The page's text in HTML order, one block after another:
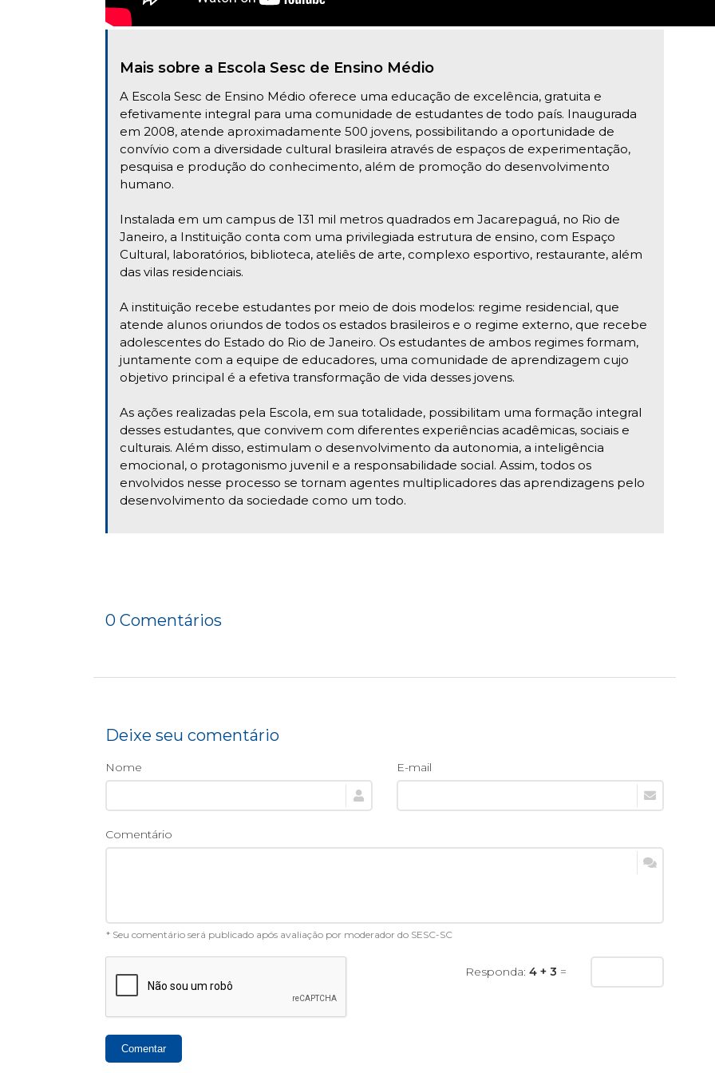
Mais sobre a Escola Sesc de Ensino Médio
A Escola Sesc de Ensino Médio oferece uma educação de excelência, gratuita e
efetivamente integral para uma comunidade de estudantes de todo país. Inaugurada
em 2008, atende aproximadamente 500 jovens, possibilitando a oportunidade de
convívio com a diversidade cultural brasileira através de espaços de experimentação,
pesquisa e produção do conhecimento, além de promoção do desenvolvimento
humano.
Instalada em um campus de 131 mil metros quadrados em Jacarepaguá, no Rio de
Janeiro, a Instituição conta com uma privilegiada estrutura de ensino, com Espaço
Cultural, laboratórios, biblioteca, ateliês de arte, complexo esportivo, restaurante, além
das vilas residenciais.
A instituição recebe estudantes por meio de dois modelos: regime residencial, que
atende alunos oriundos de todos os estados brasileiros e o regime externo, que recebe
adolescentes do Estado do Rio de Janeiro. Os estudantes de ambos regimes formam,
juntamente com a equipe de educadores, uma comunidade de aprendizagem cujo
objetivo principal é a efetiva transformação de vida desses jovens.
As ações realizadas pela Escola, em sua totalidade, possibilitam uma formação integral
desses estudantes, que convivem com diferentes experiências acadêmicas, sociais e
culturais. Além disso, estimulam o desenvolvimento da autonomia, a inteligência
emocional, o protagonismo juvenil e a responsabilidade social. Assim, todos os
envolvidos nesse processo se tornam agentes multiplicadores das aprendizagens pelo
desenvolvimento da sociedade como um todo.
0 Comentários
Deixe seu comentário
Nome E-mail
Comentário
* Seu comentário será publicado após avaliação por moderador do SESC-SC
Responda:4 + 3 =
Comentar